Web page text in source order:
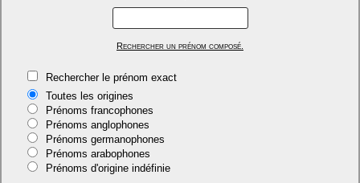
Rechercher un prénom composé.
Rechercher le prénom exact
Toutes les origines
Prénoms francophones
Prénoms anglophones
Prénoms germanophones
Prénoms arabophones
Prénoms d'origine indéfinie